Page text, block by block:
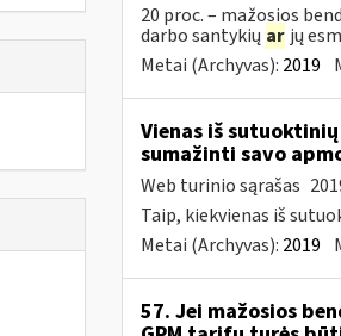
20 proc. – mažosios
darbo santykių ar jų
Metai (Archyvas): 2019
Vienas iš
sumažinti savo
Web turinio sąrašas
Taip, kiekvienas iš
Metai (Archyvas): 2019
57. Jei mažosios